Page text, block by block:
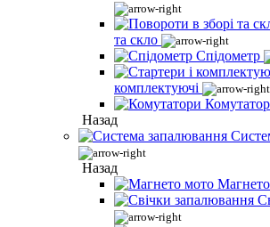
та скло
Спідометр
комплектуючі
Назад
Назад